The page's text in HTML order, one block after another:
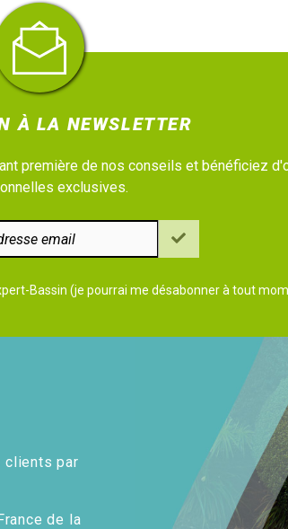
À LA NEWSLETTER
première de nos conseils et bénéficiez
exclusives.
Bassin (je pourrai me désabonner à tout
clients par
de la